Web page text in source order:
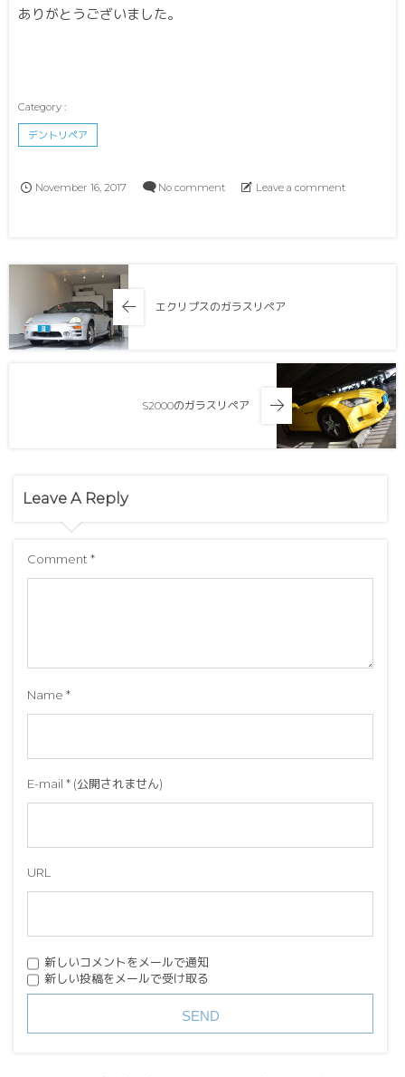
ありがとうございました。
デントリペア
November 16,2017 No comment Leave a comment
エクリプスのガラスリペア
S2000のガラスリペア
Leave A Reply
Comment*
Name *
E-mail * (公開されません)
URL
新しいコメントをメールで通知
新しい投稿をメールで受け取る